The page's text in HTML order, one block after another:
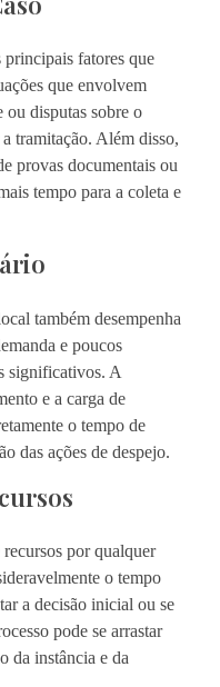
fatores que
que envolvem
ou disputas sobre o
tramitação. Além disso,
provas documentais ou
tempo para a coleta e
também desempenha
e poucos
significativos. A
e a carga de
o tempo de
das ações de despejo.
por qualquer
o tempo
a decisão inicial ou se
pode se arrastar
da instância e da